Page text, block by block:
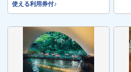
使える利用券付♪